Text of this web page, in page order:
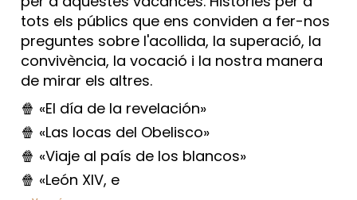
tots els públics que ens conviden a fer-nos
preguntes sobre l'acollida, la superació, la
convivència, la vocació i la nostra manera
de mirar els altres.
🍿 «El día de la revelación»
🍿 «Las locas del Obelisco»
🍿 «Viaje al país de los blancos»
🍿 «León XIV, e